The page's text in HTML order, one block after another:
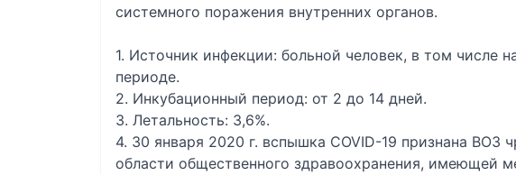
системного поражения внутренних органов.
1. Источник инфекции: больной человек, в том числе
периоде.
2. Инкубационный период: от 2 до 14 дней.
3. Летальность: 3,6%.
4. 30 января 2020 г. вспышка COVID-19 признана ВОЗ
области общественного здравоохранения, имеющей